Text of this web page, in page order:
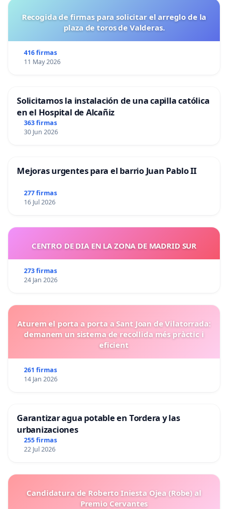
Recogida de firmas para solicitar el arreglo de la
plaza de toros de Valderas.
416 firmas
11 May 2026
Solicitamos la instalación de una capilla católica
en el Hospital de Alcañiz
363 firmas
30 Jun 2026
Mejoras urgentes para el barrio Juan Pablo II
277 firmas
16 Jul 2026
CENTRO DE DIA EN LA ZONA DE MADRID SUR
273 firmas
24 Jan 2026
Aturem el porta a porta a Sant Joan de Vilatorrada:
demanem un sistema de recollida més pràctic i
eficient
261 firmas
14 Jan 2026
Garantizar agua potable en Tordera y las
urbanizaciones
255 firmas
22 Jul 2026
Candidatura de Roberto Iniesta Ojea (Robe) al
Premio Cervantes